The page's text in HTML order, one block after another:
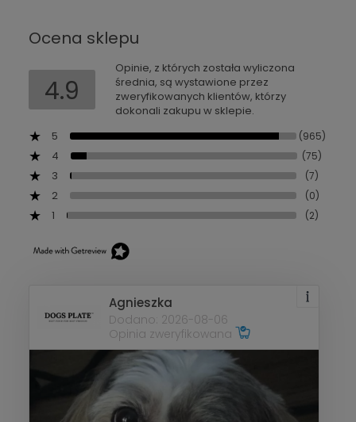
Ocena sklepu
4.9
Opinie, z których została wyliczona
średnia, są wystawione przez
zweryfikowanych klientów, którzy
dokonali zakupu w sklepie.
5
(965)
4 (75)
3 (7)
2 (0)
1 (2)
Agnieszka
Dodano: 2026-08-06
Opinia zweryfikowana